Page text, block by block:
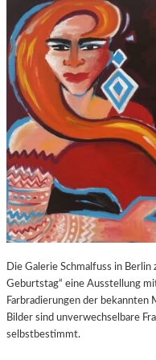
Die Galerie Schmalfuss in
Geburtstag“ eine Ausstellung
Farbradierungen der bekannten
Bilder sind unverwechselbare
selbstbestimmt.